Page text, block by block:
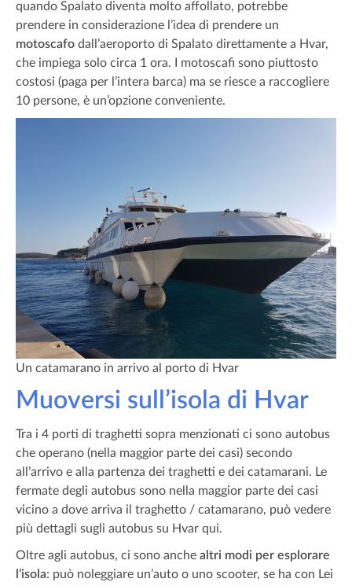
quando Spalato diventa molto affollato, potrebbe
prendere in considerazione l’idea di prendere un
motoscafo dall’aeroporto di Spalato direttamente a Hvar,
che impiega solo circa 1 ora. I motoscafi sono piuttosto
costosi (paga per l’intera barca) ma se riesce a raccogliere
10 persone, è un’opzione conveniente.
Un catamarano in arrivo al porto di Hvar
Muoversi sull’isola di Hvar
Tra i 4 porti di traghetti sopra menzionati ci sono autobus
che operano (nella maggior parte dei casi) secondo
all’arrivo e alla partenza dei traghetti e dei catamarani. Le
fermate degli autobus sono nella maggior parte dei casi
vicino a dove arriva il traghetto / catamarano, può vedere
più dettagli sugli autobus su Hvar qui.
Oltre agli autobus, ci sono anche altri modi per esplorare
l’isola: può noleggiare un’auto o uno scooter, se ha con Lei